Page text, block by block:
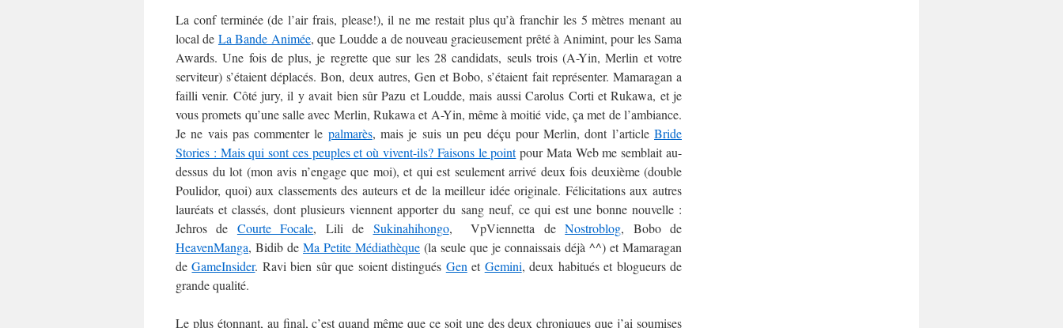
La conf terminée (de l’air frais, please!), il ne me restait plus qu’à franchir les 5 mètres menant au
local de La Bande Animée, que Loudde a de nouveau gracieusement prêté à Animint, pour les Sama
Awards. Une fois de plus, je regrette que sur les 28 candidats, seuls trois (A-Yin, Merlin et votre
serviteur) s’étaient déplacés. Bon, deux autres, Gen et Bobo, s’étaient fait représenter. Mamaragan a
failli venir. Côté jury, il y avait bien sûr Pazu et Loudde, mais aussi Carolus Corti et Rukawa, et je
vous promets qu’une salle avec Merlin, Rukawa et A-Yin, même à moitié vide, ça met de l’ambiance.
Je ne vais pas commenter le palmarès, mais je suis un peu déçu pour Merlin, dont l’articleBride
Stories : Mais qui sont ces peuples et où vivent-ils? Faisons le pointpour Mata Web me semblait au-
dessus du lot (mon avis n’engage que moi), et qui est seulement arrivé deux fois deuxième (double
Poulidor, quoi) aux classements des auteurs et de la meilleur idée originale. Félicitations aux autres
lauréats et classés, dont plusieurs viennent apporter du sang neuf, ce qui est une bonne nouvelle :
Jehros de Courte Focale, Lili de Sukinahihongo, VpViennetta deNostroblog, Bobo de
HeavenManga, Bidib de Ma Petite Médiathèque (la seule que je connaissais déjà ^^) et Mamaragan
deGameInsider. Ravi bien sûr que soient distingués Genet Gemini, deux habitués et blogueurs de
grande qualité.
Le plus étonnant, au final, c’est quand même que ce soit une des deux chroniques que j’ai soumises